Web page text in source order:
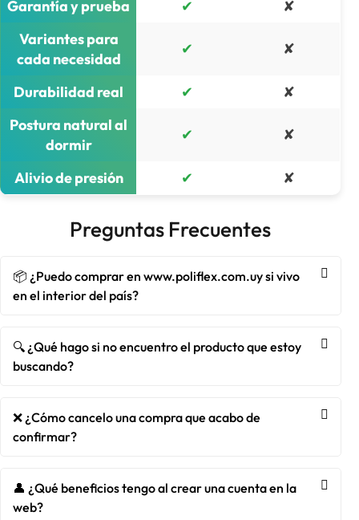
Garantía y prueba ✔
✘
Variantes para
cada necesidad
✔ ✘
Durabilidad real ✔
✘
Postura natural al
dormir
✔ ✘
Alivio de presión ✔ ✘
Preguntas Frecuentes
📦 ¿Puedo comprar en www.poliflex.com.uy si vivo
en el interior del país?
🔍 ¿Qué hago si no encuentro el producto que estoy
buscando?
❌ ¿Cómo cancelo una compra que acabo de
confirmar?
👤 ¿Qué beneficios tengo al crear una cuenta en la
web?